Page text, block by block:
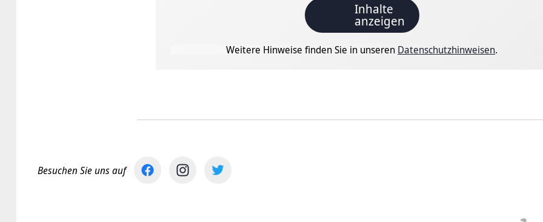
Inhalte
anzeigen
Weitere Hinweise finden Sie in unseren Datenschutzhinweisen.
Besuchen Sie uns auf